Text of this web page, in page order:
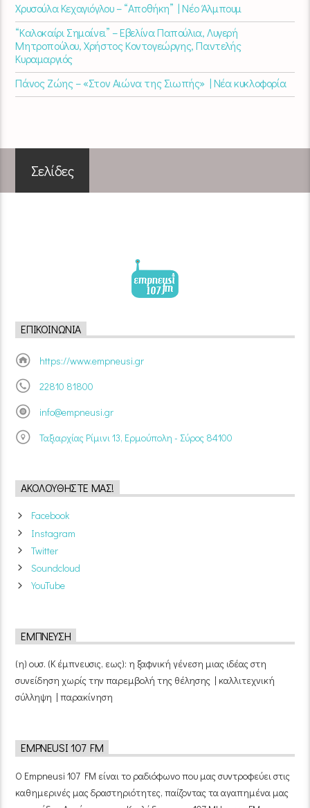
Χρυσούλα Κεχαγιόγλου – “Αποθήκη” | Νέο Άλμπουμ
“Καλοκαίρι Σημαίνει” – Εβελίνα Παπούλια, Λυγερή
Μητροπούλου, Χρήστος Κοντογεώργης, Παντελής
Κυραμαργιός
Πάνος Ζώης – «Στον Αιώνα της Σιωπής» | Νέα κυκλοφορία
Σελίδες
ΕΠΙΚΟΙΝΩΝΊΑ
https://www.empneusi.gr
22810 81800
info@empneusi.gr
Ταξιαρχίας Ρίμινι 13, Ερμούπολη - Σύρος 84100
ΑΚΟΛΟΥΘΉΣΤΕ ΜΑΣ!
Facebook
Instagram
Twitter
Soundcloud
YouTube
ΈΜΠΝΕΥΣΗ
(η) ουσ. (Κ έμπνευσις, εως): η ξαφνική γένεση μιας ιδέας στη
συνείδηση χωρίς την παρεμβολή της θέλησης | καλλιτεχνική
σύλληψη | παρακίνηση
EMPNEUSI 107 FM
Ο Empneusi 107 FM είναι το ραδιόφωνο που μας συντροφεύει στις
καθημερινές μας δραστηριότητες, παίζοντας τα αγαπημένα μας